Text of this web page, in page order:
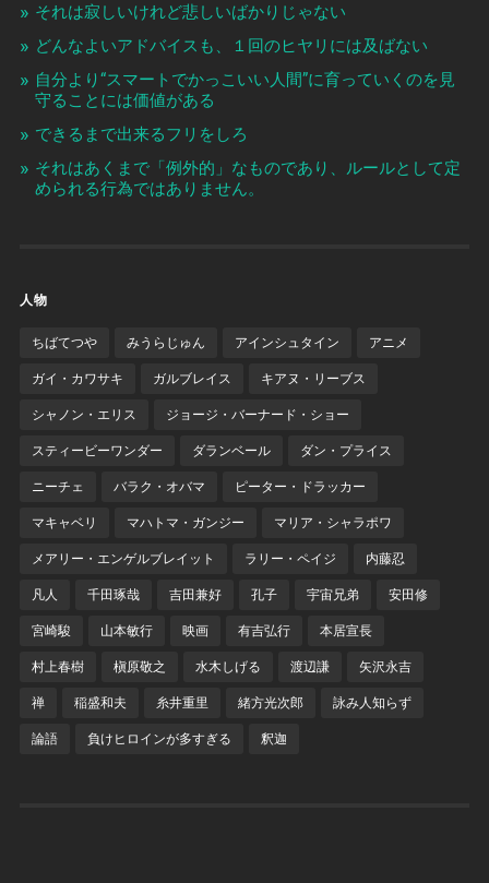
それは寂しいけれど悲しいばかりじゃない
どんなよいアドバイスも、１回のヒヤリには及ばない
自分より“スマートでかっこいい人間”に育っていくのを見
守ることには価値がある
できるまで出来るフリをしろ
それはあくまで「例外的」なものであり、ルールとして定
められる行為ではありません。
人物
ちばてつや みうらじゅん アインシュタイン アニメ
ガイ・カワサキ ガルブレイス キアヌ・リーブス
シャノン・エリス ジョージ・バーナード・ショー
スティービーワンダー ダランベール ダン・プライス
ニーチェ バラク・オバマ ピーター・ドラッカー
マキャベリ マハトマ・ガンジー マリア・シャラポワ
メアリー・エンゲルブレイット ラリー・ペイジ 内藤忍
凡人 千田琢哉 吉田兼好 孔子 宇宙兄弟 安田修
宮崎駿 山本敏行 映画 有吉弘行 本居宣長
村上春樹 槇原敬之 水木しげる 渡辺謙 矢沢永吉
禅 稲盛和夫 糸井重里 緒方光次郎 詠み人知らず
論語 負けヒロインが多すぎる 釈迦